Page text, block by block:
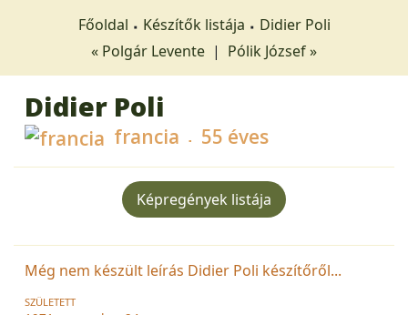
Főoldal Készítők listája
Didier Poli
« Polgár Levente | Pólik József »
Didier Poli
francia 55 éves
Képregények listája
Még nem készült leírás Didier Poli készítőről...
SZÜLETETT